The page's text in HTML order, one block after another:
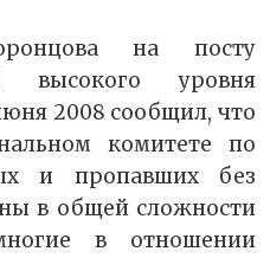
на посту
высокого уровня
2008 сообщил, что
комитете по
и пропавших без
в общей сложности
в отношении